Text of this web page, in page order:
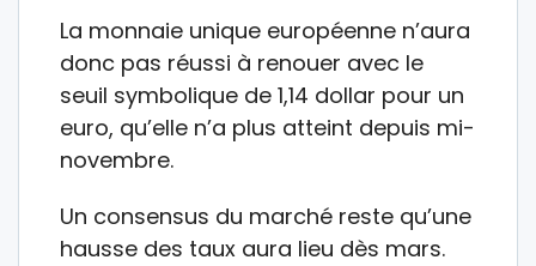
La monnaie unique européenne n’aura
donc pas réussi à renouer avec le
seuil symbolique de 1,14 dollar pour un
euro, qu’elle n’a plus atteint depuis mi-
novembre.
Un consensus du marché reste qu’une
hausse des taux aura lieu dès mars.